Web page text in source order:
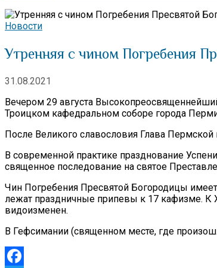
Новости
Утренняя с чином Погребения
31.08.2021
Вечером 29 августа
Троицком кафедральном соборе города
После Великого славословия Глава
В современной практике празднование
священное последование на святое
Чин Погребения Пресвятой Богородицы
лежат праздничные припевы к 17 кафизме. К
видоизменен.
В Гефсимании (священном месте, где